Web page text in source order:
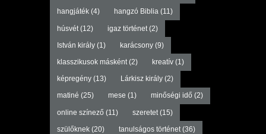
hangjáték(4) hangzó Biblia(11)
húsvét(12) igaz történet(2)
István király(1) karácsony(9)
klasszikusok másként(2) kreatív(1)
képregény(13) Lárkisz király(2)
matiné (25) mese (1) minőségi idő (2)
online színező (11) szeretet(15)
szülőknek(20) tanulságos történet(36)